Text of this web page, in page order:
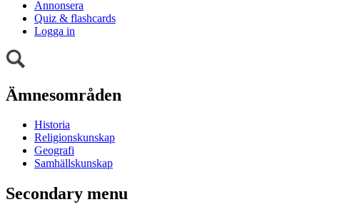
Annonsera
Quiz & flashcards
Logga in
Ämnesområden
Historia
Religionskunskap
Geografi
Samhällskunskap
Secondary menu